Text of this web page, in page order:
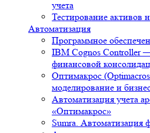
учета
Тестирование активов
Автоматизация
Программное
IBM Cognos Controller
финансовой
Оптимакрос
моделирование и
Автоматизация учета
«Оптимакрос»
Sumra. Автоматизация